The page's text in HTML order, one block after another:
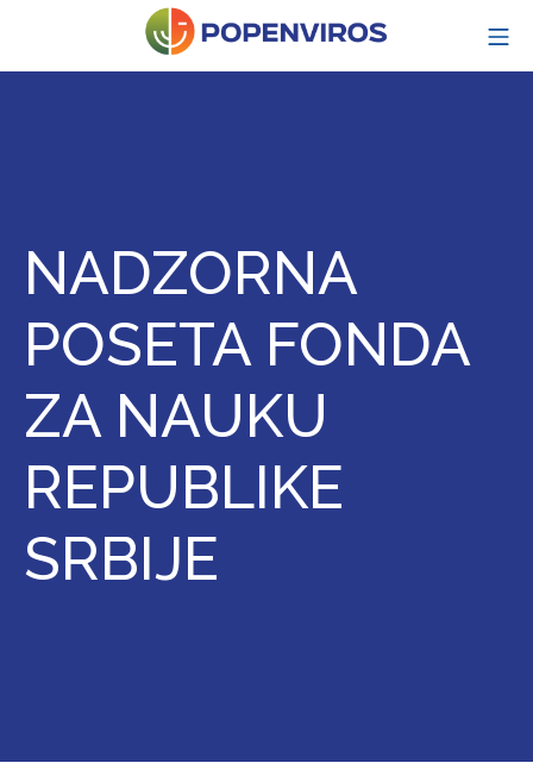
content
NADZORNA
POSETA FONDA
ZA NAUKU
REPUBLIKE
SRBIJE